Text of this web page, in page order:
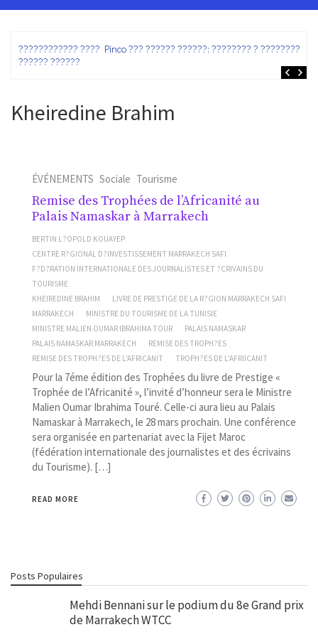
???????????? ???? Pinco ??? ?????? ??????: ???????? ? ???????? ?
?????? ??????
Kheiredine Brahim
ÉVÉNEMENTS Sociale Tourisme
Remise des Trophées de l’Africanité au
Palais Namaskar à Marrakech
BERTIN L?OPOLD KOUAYEP
CENTRE R?GIONAL D?INVESTISSEMENT MARRAKECH SAFI
F?D?RATION INTERNATIONALE DES JOURNALISTES ET ?CRIVAINS DU
TOURISME
KHEIREDINE BRAHIM
LIVRE DE PRESTIGE DE LA R?GION MARRAKECH SAFI
MARRAKECH
MINISTRE DU TOURISME DE LA TUNISIE
MINISTRE MALIEN OUMAR IBRAHIMA TOUR
PALAIS NAMASKAR
PALAIS NAMASKAR MARRAKECH
REMISE DES TROPH?ES
REMISE DES TROPH?ES DE L'AFRICANIT
TROPH?ES DE L'AFRIICANIT
Pour la 7éme édition des Trophées du livre de Prestige «
Trophée de l’Africanité », l’invité d’honneur sera le Ministre
Malien Oumar Ibrahima Touré. Celle-ci aura lieu au Palais
Namaskar à Marrakech, le 28 mars prochain. Une conférence
sera organisée en partenariat avec la Fijet Maroc
(fédération internationale des journalistes et des écrivains
du Tourisme). […]
READ MORE
Posts Populaires
Mehdi Bennani sur le podium du 8e Grand prix
de Marrakech WTCC